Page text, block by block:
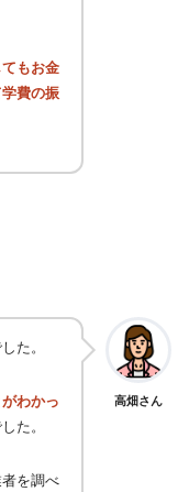
もお金
費の振
た。
わかっ
た。
を調べ
高畑さん